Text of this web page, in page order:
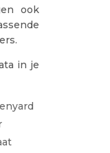
ook
in je